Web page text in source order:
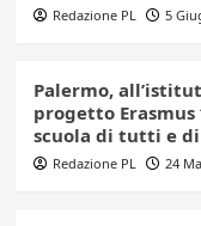
Redazione PL 5
Palermo,
progetto Erasmus
scuola di tutti e di
Redazione PL 24